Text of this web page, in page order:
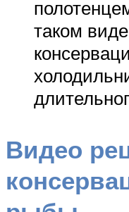
таком
Видео